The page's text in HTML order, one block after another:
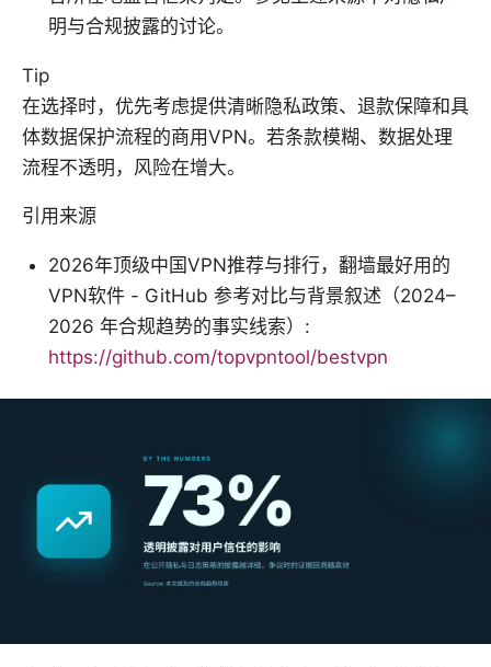
明与合规披露的讨论。
Tip
在选择时，优先考虑提供清晰隐私政策、退款保障和具
体数据保护流程的商用VPN。若条款模糊、数据处理
流程不透明，风险在增大。
引用来源
2026年顶级中国VPN推荐与排行，翻墙最好用的
VPN软件 - GitHub 参考对比与背景叙述（2024–
2026 年合规趋势的事实线索）:
https://github.com/topvpntool/bestvpn